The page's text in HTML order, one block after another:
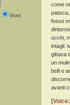
Word
come
fosse
occhi,
intagli:
gittava
un
belli e
avanti